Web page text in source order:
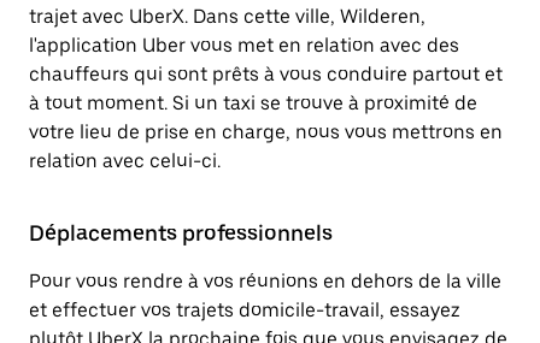
trajet avec UberX. Dans cette ville, Wilderen,
l'application Uber vous met en relation avec des
chauffeurs qui sont prêts à vous conduire partout et
à tout moment. Si un taxi se trouve à proximité de
votre lieu de prise en charge, nous vous mettrons en
relation avec celui-ci.
Déplacements professionnels
Pour vous rendre à vos réunions en dehors de la ville
et effectuer vos trajets domicile-travail, essayez